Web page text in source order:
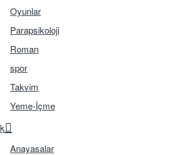
Oyunlar
Parapsikoloji
Roman
spor
Takvim
Yeme-İçme
Anayasalar